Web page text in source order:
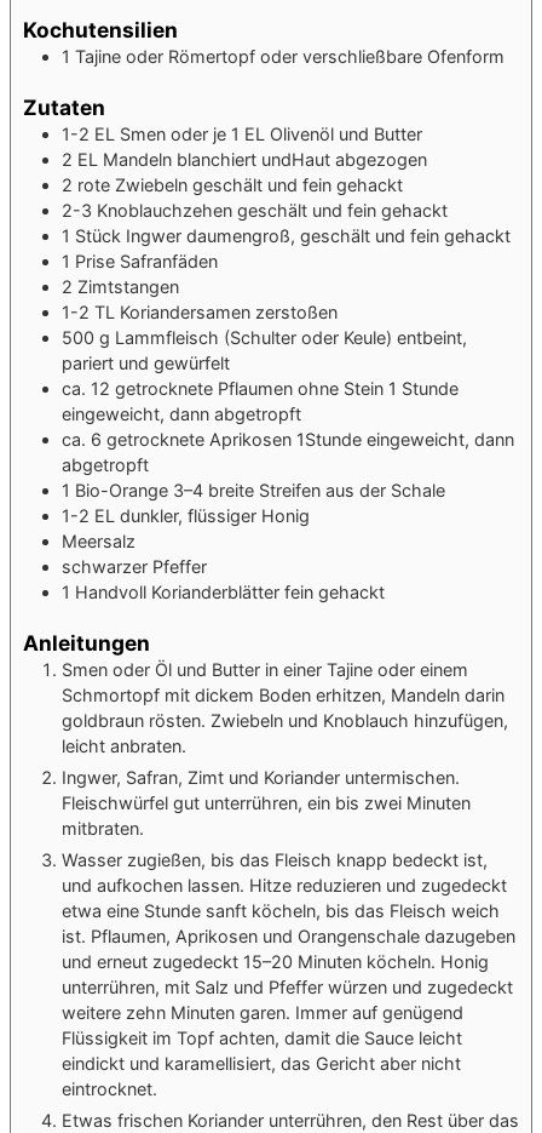
Kochutensilien
1 Tajine oder Römertopf oder verschließbare Ofenform
Zutaten
1-2 EL Smen oder je 1 EL Olivenöl und Butter
2 EL Mandeln blanchiert undHaut abgezogen
2 rote Zwiebeln geschält und fein gehackt
2-3 Knoblauchzehen geschält und fein gehackt
1 Stück Ingwer daumengroß, geschält und fein gehackt
1 Prise Safranfäden
2 Zimtstangen
1-2 TL Koriandersamen zerstoßen
500 g Lammfleisch (Schulter oder Keule) entbeint,
pariert und gewürfelt
ca. 12 getrocknete Pflaumen ohne Stein 1 Stunde
eingeweicht, dann abgetropft
ca. 6 getrocknete Aprikosen 1Stunde eingeweicht, dann
abgetropft
1 Bio-Orange 3–4 breite Streifen aus der Schale
1-2 EL dunkler, flüssiger Honig
Meersalz
schwarzer Pfeffer
1 Handvoll Korianderblätter fein gehackt
Anleitungen
Smen oder Öl und Butter in einer Tajine oder einem
Schmortopf mit dickem Boden erhitzen, Mandeln darin
goldbraun rösten. Zwiebeln und Knoblauch hinzufügen,
leicht anbraten.
Ingwer, Safran, Zimt und Koriander untermischen.
Fleischwürfel gut unterrühren, ein bis zwei Minuten
mitbraten.
Wasser zugießen, bis das Fleisch knapp bedeckt ist,
und aufkochen lassen. Hitze reduzieren und zugedeckt
etwa eine Stunde sanft köcheln, bis das Fleisch weich
ist. Pflaumen, Aprikosen und Orangenschale dazugeben
und erneut zugedeckt 15–20 Minuten köcheln. Honig
unterrühren, mit Salz und Pfeffer würzen und zugedeckt
weitere zehn Minuten garen. Immer auf genügend
Flüssigkeit im Topf achten, damit die Sauce leicht
eindickt und karamellisiert, das Gericht aber nicht
eintrocknet.
Etwas frischen Koriander unterrühren, den Rest über das